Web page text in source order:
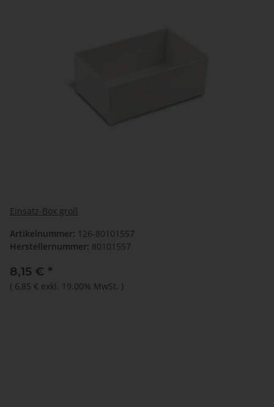
Einsatz-Box groß
Artikelnummer: 126-80101557
Herstellernummer: 80101557
8,15 € *
( 6,85 € exkl. 19.00% MwSt. )